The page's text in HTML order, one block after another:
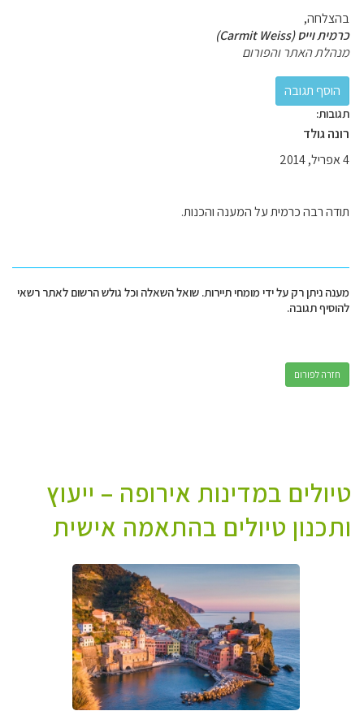
בהצלחה,
כרמית וייס (Carmit Weiss)
מנהלת האתר והפורום
תגובות:
רונה גולד
4 אפריל, 2014
תודה רבה כרמית על המענה והכנות.
מענה ניתן רק על ידי מומחי תיירות. שואל השאלה וכל גולש הרשום לאתר רשאי
להוסיף תגובה.
חזרה לפורום
טיולים במדינות אירופה – ייעוץ
ותכנון טיולים בהתאמה אישית